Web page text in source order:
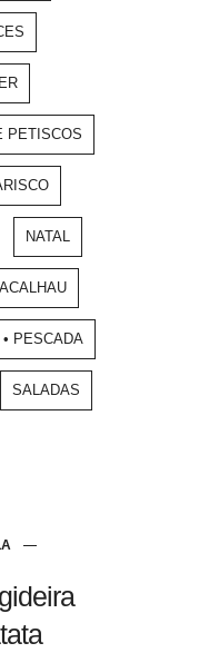
PETISCOS
NATAL
PESCADA
SALADAS